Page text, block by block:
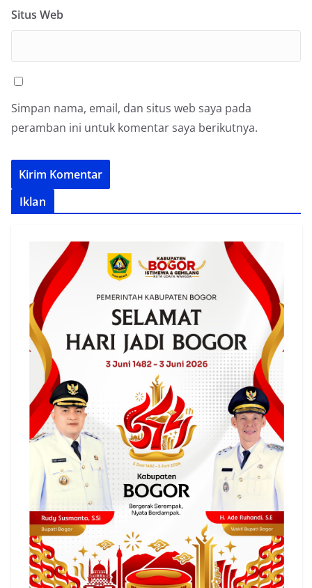
Situs Web
Simpan nama, email, dan situs web saya pada
peramban ini untuk komentar saya berikutnya.
Iklan